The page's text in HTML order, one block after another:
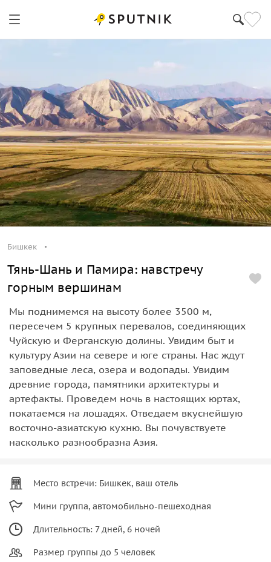
Бишкек
Тянь-Шань и Памира: навстречу
горным вершинам
Мы поднимемся на высоту более 3500 м,
пересечем 5 крупных перевалов, соединяющих
Чуйскую и Ферганскую долины. Увидим быт и
культуру Азии на севере и юге страны. Нас ждут
заповедные леса, озера и водопады. Увидим
древние города, памятники архитектуры и
артефакты. Проведем ночь в настоящих юртах,
покатаемся на лошадях. Отведаем вкуснейшую
восточно-азиатскую кухню. Вы почувствуете
насколько разнообразна Азия.
Место встречи: Бишкек, ваш отель
Мини группа, автомобильно-пешеходная
Длительность: 7 дней, 6 ночей
Размер группы до 5 человек